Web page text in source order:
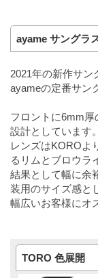
ayame サングラ
2021年の新作サン
ayameの定番サン
フロントに6mm
設計としています。
レンズはKOROよ
るリムとブロウラ
結果として幅に余
装用のサイズ感と
幅広いお客様にオ
TORO 色展開